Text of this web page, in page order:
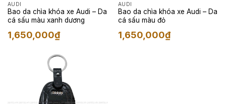
AUDI
Bao da chìa khóa xe Audi – Da
cá sấu màu xanh dương
1,650,000₫
AUDI
Bao da chìa khóa xe Audi – Da
cá sấu màu đỏ
1,650,000₫